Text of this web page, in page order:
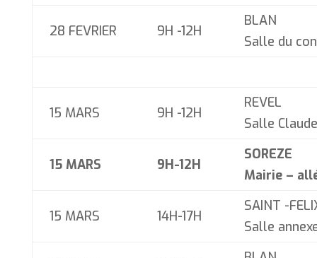
28 FEVRIER 9H -12H
BLAN
Salle du
15 MARS 9H -12H
REVEL
Salle
15 MARS 9H-12H
SOREZE
Mairie –
15 MARS 14H-17H
SAINT -
Salle